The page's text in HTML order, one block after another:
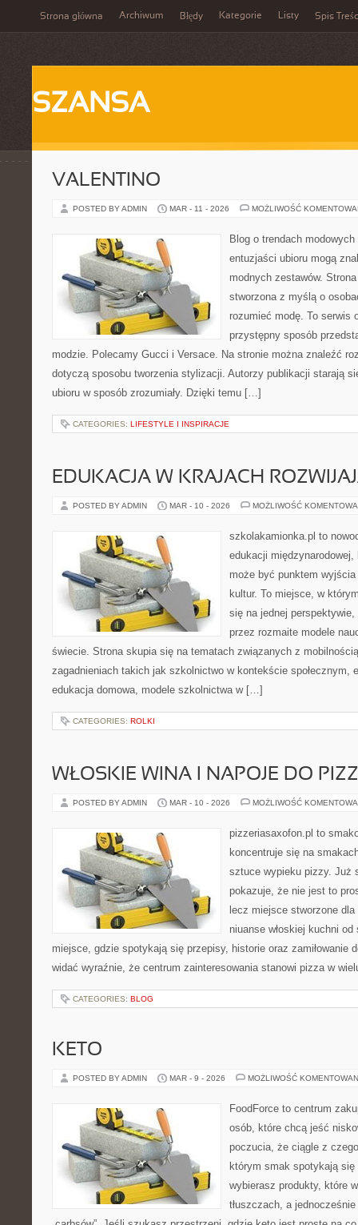
Strona główna Archiwum Błędy Kategorie Listy Spis
SZANSA
VALENTINO
POSTED BY ADMIN MAR - 11 - 2026 MOŻLIWOŚĆ
Blog o trendach
entuzjaści ubioru mogą
modnych zestawów.
stworzona z myślą o
rozumieć modę. To serwis
przystępny sposób
modzie. Polecamy Gucci i Versace. Na stronie można znaleźć
dotyczą sposobu tworzenia stylizacji. Autorzy publikacji starają
ubioru w sposób zrozumiały. Dzięki temu […]
CATEGORIES: LIFESTYLE I INSPIRACJE
EDUKACJA W KRAJACH
POSTED BY ADMIN MAR - 10 - 2026 MOŻLIWOŚĆ
szkolakamionka.pl to
edukacji
może być punktem
kultur. To miejsce, w
się na jednej
przez rozmaite modele
świecie. Strona skupia się na tematach związanych z
zagadnieniach takich jak szkolnictwo w kontekście społecznym,
edukacja domowa, modele szkolnictwa w […]
CATEGORIES: ROLKI
WŁOSKIE WINA I NAPOJE DO
POSTED BY ADMIN MAR - 10 - 2026 MOŻLIWOŚĆ
pizzeriasaxofon.pl to
koncentruje się na
sztuce wypieku pizzy. Już
pokazuje, że nie jest to
lecz miejsce stworzone
niuanse włoskiej kuchni
miejsce, gdzie spotykają się przepisy, historie oraz zamiłowanie
widać wyraźnie, że centrum zainteresowania stanowi pizza w
CATEGORIES: BLOG
KETO
POSTED BY ADMIN MAR - 9 - 2026 MOŻLIWOŚĆ
FoodForce to centrum
osób, które chcą jeść
poczucia, że ciągle z
którym smak spotykają
wybierasz produkty, które
tłuszczach, a